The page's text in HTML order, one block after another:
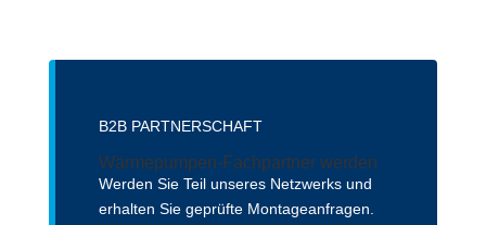
B2B PARTNERSCHAFT
Wärmepumpen-Fachpartner werden
Werden Sie Teil unseres Netzwerks und
erhalten Sie geprüfte Montageanfragen.